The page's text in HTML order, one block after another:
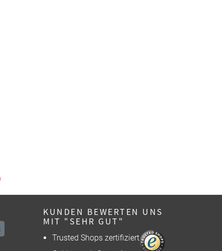
KUNDEN BEWERTEN UNS
MIT "SEHR GUT"
Trusted Shops zertifiziert